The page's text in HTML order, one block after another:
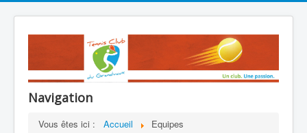
Navigation
Vous êtes ici : Accueil Equipes